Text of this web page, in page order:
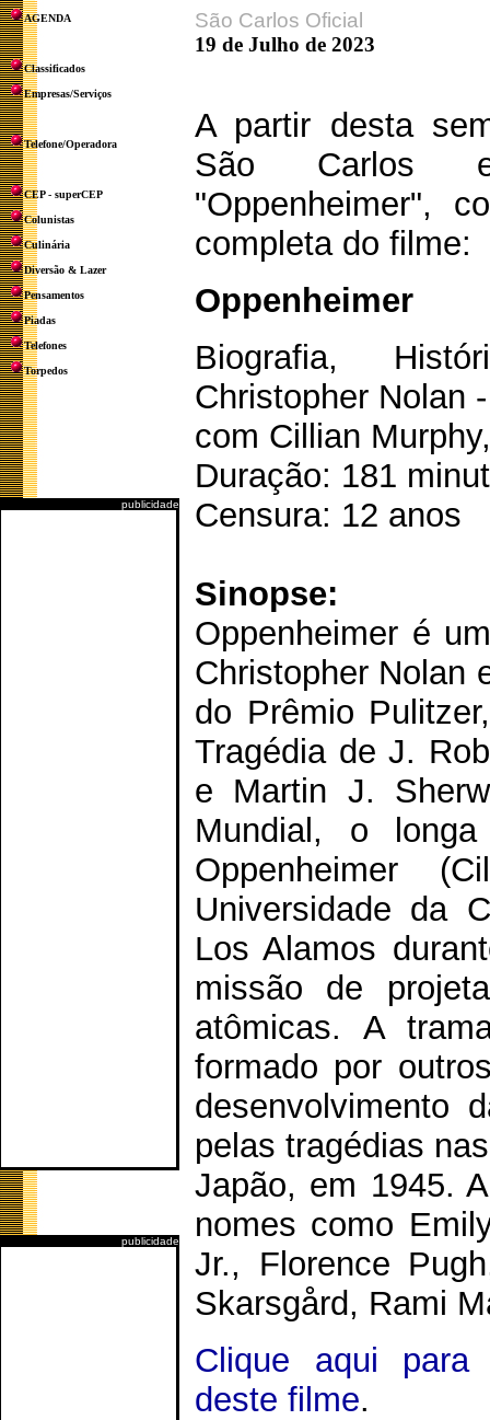
AGENDA
Classificados
Empresas/Serviços
Telefone/Operadora
CEP - superCEP
Colunistas
Culinária
Diversão & Lazer
Pensamentos
Piadas
Telefones
Torpedos
publicidade
publicidade
São Carlos Oficial
19 de Julho de 2023
A partir desta
São Carlos
"Oppenheimer",
completa do filme:
Oppenheimer
Biografia,
Christopher Nolan
com Cillian
Duração: 181
Censura: 12 anos
Sinopse:
Oppenheimer é
Christopher Nolan
do Prêmio
Tragédia de J.
e Martin J.
Mundial, o
Oppenheimer
Universidade da
Los Alamos
missão de
atômicas. A
formado por
desenvolvimento
pelas tragédias
Japão, em 1945.
nomes como
Jr., Florence
Skarsgård, Rami
Clique aqui para
deste filme.